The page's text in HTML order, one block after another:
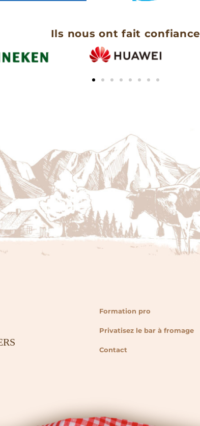
Ils nous ont fait confiance
Formation pro
Privatisez le bar à fromage
Contact